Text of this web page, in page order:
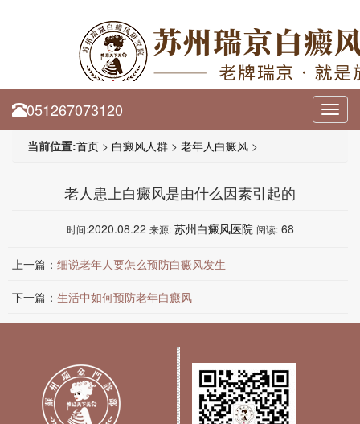
051267073120
当前位置:首页 > 白癜风人群 > 老年人白癜风 >
老人患上白癜风是由什么因素引起的
时间:2020.08.22 来源: 苏州白癜风医院 阅读: 68
上一篇： 细说老年人要怎么预防白癜风发生
下一篇： 生活中如何预防老年白癜风